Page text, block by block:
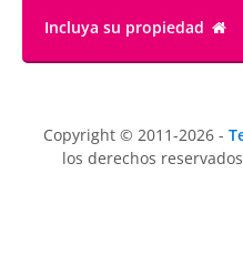
Incluya su propiedad
Copyright © 2011-2026 -
los derechos